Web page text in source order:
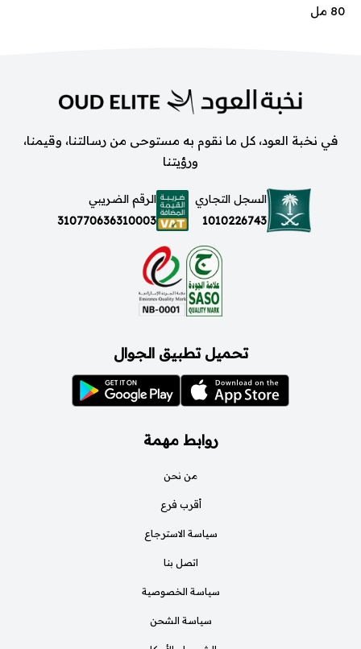
80 مل
روابط مهمة
من نحن
أقرب فرع
سياسة الاسترجاع
اتصل بنا
سياسة الخصوصية
سياسة الشحن
في نخبة العود، كل ما نقوم به مستوحى من رسالتنا، وقيمنا،
ورؤيتنا
السجل التجاري
1010226743
الرقم الضريبي
310770636310003
تحميل تطبيق الجوال